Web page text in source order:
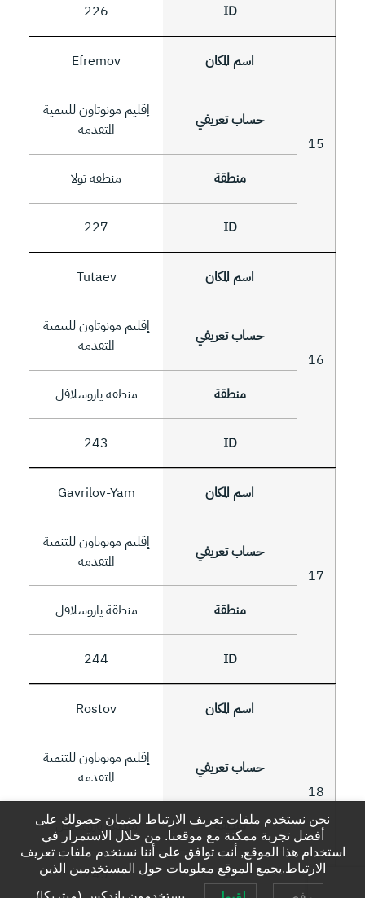
226
15
227
Efremov
إقليم مونوتاون للتنمية
المتقدمة
منطقة تولا
16
243
Tutaev
إقليم مونوتاون للتنمية
المتقدمة
منطقة ياروسلافل
17
244
Gavrilov-Yam
إقليم مونوتاون للتنمية
المتقدمة
منطقة ياروسلافل
18
245
Rostov
إقليم مونوتاون للتنمية
المتقدمة
منطقة ياروسلافل
نحن نستخدم ملفات تعريف الارتباط لضمان حصولك على
أفضل تجربة ممكنة مع موقعنا. من خلال الاستمرار في
استخدام هذا الموقع, أنت توافق على أننا نستخدم ملفات تعريف
الارتباط.يجمع الموقع معلومات حول المستخدمين الذين